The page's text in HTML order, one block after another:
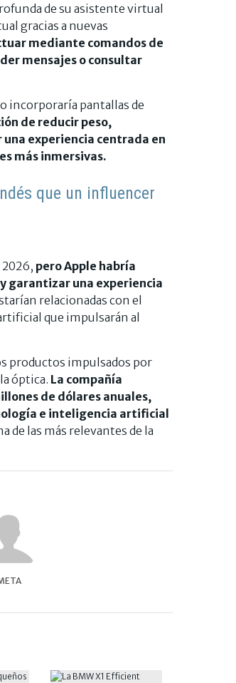
de su asistente virtual
gracias a nuevas
mediante comandos de
mensajes o consultar
incorporaría pantallas de
de reducir peso,
experiencia centrada en
más inmersivas.
que un influencer
pero Apple habría
garantizar una experiencia
relacionadas con el
que impulsarán al
productos impulsados por
óptica. La compañía
de dólares anuales,
e inteligencia artificial
de las más relevantes de la